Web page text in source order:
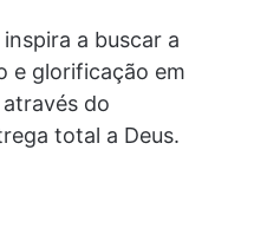
a buscar a
e glorificação em
do
total a Deus.